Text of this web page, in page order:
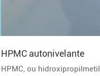
HPMC autonivelante
HPMC, ou